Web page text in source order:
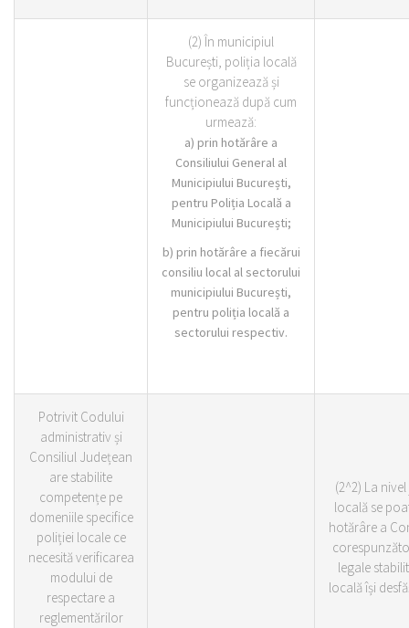
(2) În municipiul
București, poliția locală
se organizează și
funcționează după cum
urmează:
a) prin hotărâre a
Consiliului General al
Municipiului București,
pentru Poliția Locală a
Municipiului București;
b) prin hotărâre a fiecărui
consiliu local al sectorului
municipiului București,
pentru poliția locală a
sectorului respectiv.
Potrivit Codului
administrativ și
Consiliul Județean
are stabilite
competențe pe
domeniile specifice
poliției locale ce
necesită verificarea
modului de
respectare a
reglementărilor
(2^2) La
locală se
hotărâre a
legale
locală își